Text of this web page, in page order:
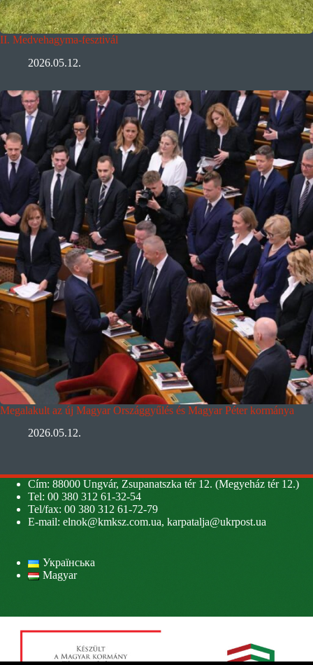
II. Medvehagyma-fesztivál
2026.05.12.
Megalakult az új Magyar Országgyűlés és Magyar Péter kormánya
2026.05.12.
Cím: 88000 Ungvár, Zsupanatszka tér 12. (Megyeház tér 12.)
Tel: 00 380 312 61-32-54
Tel/fax: 00 380 312 61-72-79
E-mail: elnok@kmksz.com.ua, karpatalja@ukrpost.ua
Українська
Magyar